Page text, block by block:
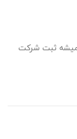
ثبت شرکت